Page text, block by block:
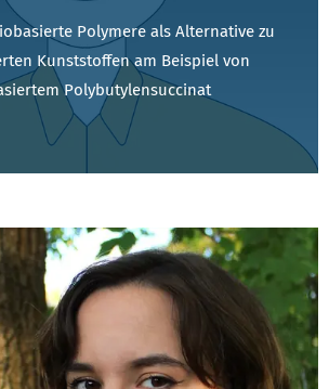
Polymere als Alternative zu
Kunststoffen am Beispiel von
Polybutylensuccinat